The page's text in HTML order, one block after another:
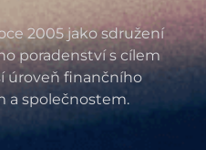
2005 jako sdružení
poradenství s cílem
úroveň finančního
a společnostem.